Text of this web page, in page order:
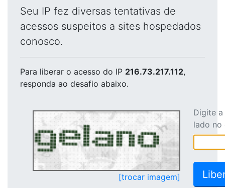
Seu IP fez diversas tentativas de
acessos suspeitos a sites hospedados
conosco.
Para liberar o acesso do IP 216.73.217.112,
responda ao desafio abaixo.
[trocar imagem]
Digite
lado no